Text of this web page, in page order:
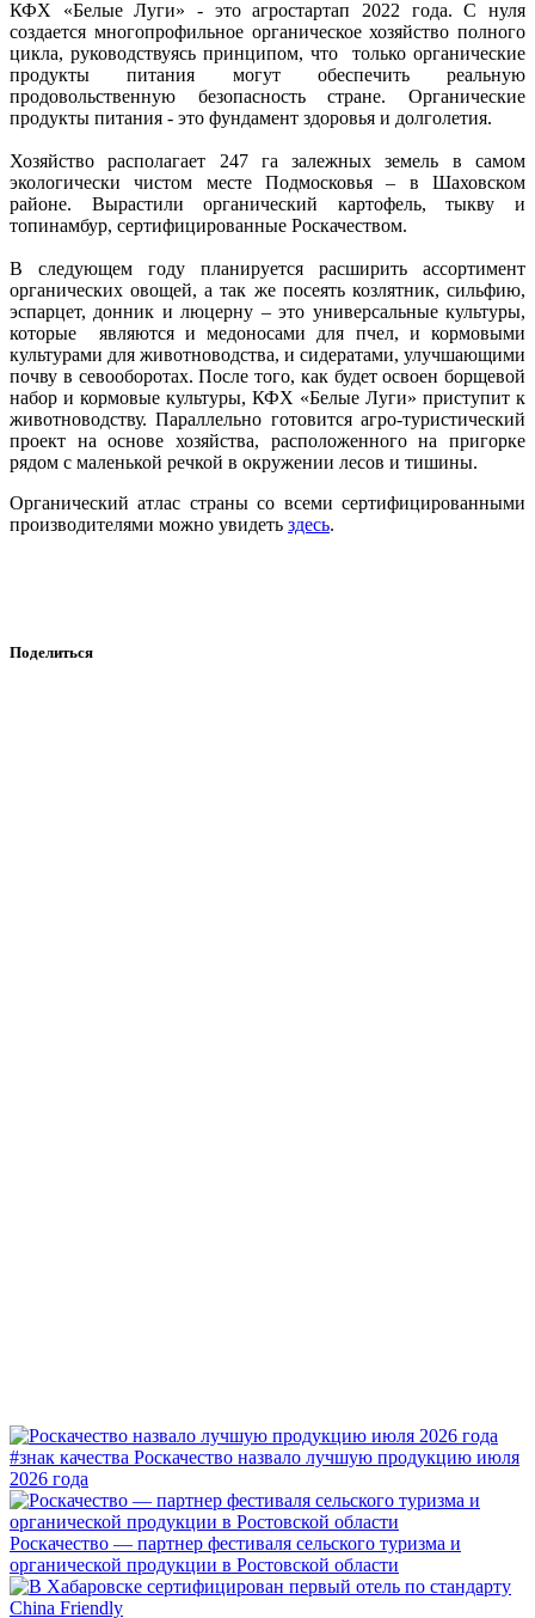
КФХ «Белые Луги» - это агростартап 2022 года. С нуля
создается многопрофильное органическое хозяйство полного
цикла, руководствуясь принципом, что только органические
продукты питания могут обеспечить реальную
продовольственную безопасность стране. Органические
продукты питания - это фундамент здоровья и долголетия.
Хозяйство располагает 247 га залежных земель в самом
экологически чистом месте Подмосковья – в Шаховском
районе. Вырастили органический картофель, тыкву и
топинамбур, сертифицированные Роскачеством.
В следующем году планируется расширить ассортимент
органических овощей, а так же посеять козлятник, сильфию,
эспарцет, донник и люцерну – это универсальные культуры,
которые являются и медоносами для пчел, и кормовыми
культурами для животноводства, и сидератами, улучшающими
почву в севооборотах. После того, как будет освоен борщевой
набор и кормовые культуры, КФХ «Белые Луги» приступит к
животноводству. Параллельно готовится агро-туристический
проект на основе хозяйства, расположенного на пригорке
рядом с маленькой речкой в окружении лесов и тишины.
Органический атлас страны со всеми сертифицированными
производителями можно увидеть здесь.
Поделиться
#знак качества Роскачество назвало лучшую продукцию июля
2026 года
Роскачество — партнер фестиваля сельского туризма и
органической продукции в Ростовской области